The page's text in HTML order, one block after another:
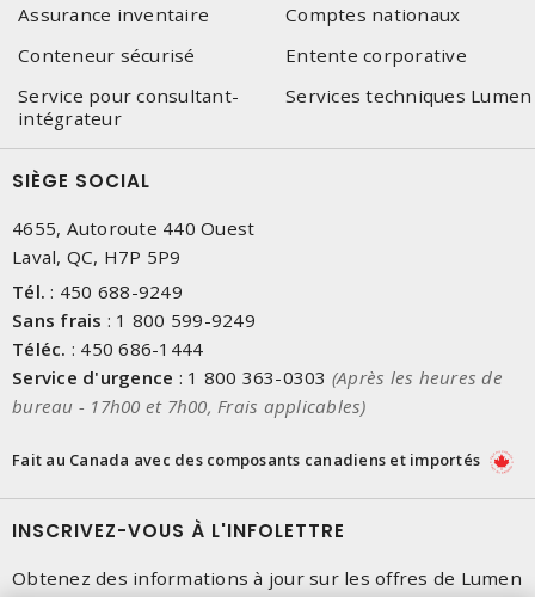
Assurance inventaire
Comptes nationaux
Conteneur sécurisé
Entente corporative
Service pour consultant-
intégrateur
Services techniques Lumen
SIÈGE SOCIAL
4655, Autoroute 440 Ouest
Laval, QC, H7P 5P9
Tél. : 450 688-9249
Sans frais : 1 800 599-9249
Téléc. : 450 686-1444
Service d'urgence : 1 800 363-0303 (Après les heures de
bureau - 17h00 et 7h00, Frais applicables)
Fait au Canada avec des composants canadiens et importés
INSCRIVEZ-VOUS À L'INFOLETTRE
Obtenez des informations à jour sur les offres de Lumen